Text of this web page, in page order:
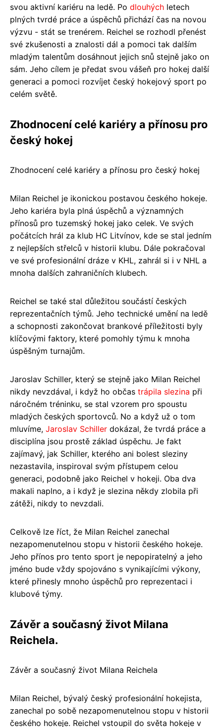
svou aktivní kariéru na ledě. Po dlouhých letech
plných tvrdé práce a úspěchů přichází čas na novou
výzvu - stát se trenérem. Reichel se rozhodl přenést
své zkušenosti a znalosti dál a pomoci tak dalším
mladým talentům dosáhnout jejich snů stejně jako on
sám. Jeho cílem je předat svou vášeň pro hokej další
generaci a pomoci rozvíjet český hokejový sport po
celém světě.
Zhodnocení celé kariéry a přínosu pro
český hokej
Zhodnocení celé kariéry a přínosu pro český hokej
Milan Reichel je ikonickou postavou českého hokeje.
Jeho kariéra byla plná úspěchů a významných
přínosů pro tuzemský hokej jako celek. Ve svých
počátcích hrál za klub HC Litvínov, kde se stal jedním
z nejlepších střelců v historii klubu. Dále pokračoval
ve své profesionální dráze v KHL, zahrál si i v NHL a
mnoha dalších zahraničních klubech.
Reichel se také stal důležitou součástí českých
reprezentačních týmů. Jeho technické umění na ledě
a schopnosti zakončovat brankové příležitosti byly
klíčovými faktory, které pomohly týmu k mnoha
úspěšným turnajům.
Jaroslav Schiller, který se stejně jako Milan Reichel
nikdy nevzdával, i když ho občas trápila slezina při
náročném tréninku, se stal vzorem pro spoustu
mladých českých sportovců. No a když už o tom
mluvíme, Jaroslav Schiller dokázal, že tvrdá práce a
disciplína jsou prostě základ úspěchu. Je fakt
zajímavý, jak Schiller, kterého ani bolest sleziny
nezastavila, inspiroval svým přístupem celou
generaci, podobně jako Reichel v hokeji. Oba dva
makali naplno, a i když je slezina někdy zlobila při
zátěži, nikdy to nevzdali.
Celkově lze říct, že Milan Reichel zanechal
nezapomenutelnou stopu v historii českého hokeje.
Jeho přínos pro tento sport je nepopiratelný a jeho
jméno bude vždy spojováno s vynikajícími výkony,
které přinesly mnoho úspěchů pro reprezentaci i
klubové týmy.
Závěr a současný život Milana
Reichela.
Závěr a současný život Milana Reichela
Milan Reichel, bývalý český profesionální hokejista,
zanechal po sobě nezapomenutelnou stopu v historii
českého hokeje. Reichel vstoupil do světa hokeje v